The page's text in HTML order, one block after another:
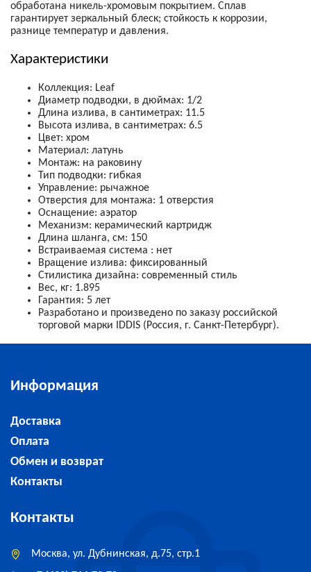
обработана никель-хромовым покрытием. Сплав
гарантирует зеркальный блеск; стойкость к коррозии,
разнице температур и давления.
Характеристики
Коллекция: Leaf
Диаметр подводки, в дюймах: 1/2
Длина излива, в сантиметрах: 11.5
Высота излива, в сантиметрах: 6.5
Цвет: хром
Материал: латунь
Монтаж: на раковину
Тип подводки: гибкая
Управление: рычажное
Отверстия для монтажа: 1 отверстия
Оснащение: аэратор
Механизм: керамический картридж
Длина шланга, см: 150
Встраиваемая система : нет
Вращение излива: фиксированный
Стилистика дизайна: современный стиль
Вес, кг: 1.895
Гарантия: 5 лет
Разработано и произведено по заказу российской
торговой марки IDDIS (Россия, г. Санкт-Петербург).
Информация
Доставка
Оплата
Обмен и возврат
Контакты
Контакты
Москва, ул. Дубнинская, д.75, стр.1